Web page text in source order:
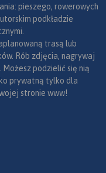
pieszego, rowerowych
podkładzie
trasą lub
Rób zdjęcia, nagrywaj
podzielić się nią
prywatną tylko dla
stronie www!